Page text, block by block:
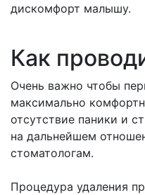
дискомфорт малышу.
Как
Очень важно чтобы
максимально
отсутствие паники и
на дальнейшем
стоматологам.
Процедура удаления